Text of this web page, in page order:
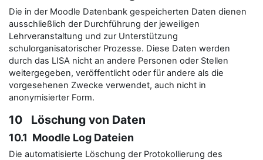
Die in der Moodle Datenbank gespeicherten Daten dienen
ausschließlich der Durchführung der jeweiligen
Lehrveranstaltung und zur Unterstützung
schulorganisatorischer Prozesse. Diese Daten werden
durch das LISA nicht an andere Personen oder Stellen
weitergegeben, veröffentlicht oder für andere als die
vorgesehenen Zwecke verwendet, auch nicht in
anonymisierter Form.
10 Löschung von Daten
10.1 Moodle Log Dateien
Die automatisierte Löschung der Protokollierung des